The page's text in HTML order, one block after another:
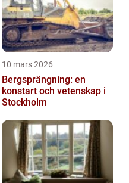
10 mars 2026
Bergsprängning: en
konstart och vetenskap i
Stockholm